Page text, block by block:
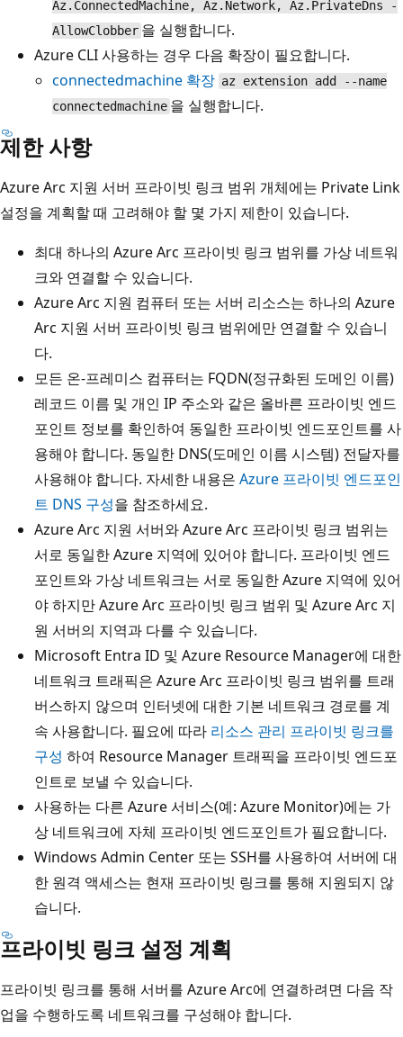
Az.ConnectedMachine, Az.Network, Az.PrivateDns -
AllowClobber 을 실행합니다.
Azure CLI 사용하는 경우 다음 확장이 필요합니다.
connectedmachine 확장 az extension add --name
connectedmachine 을 실행합니다.
제한 사항
Azure Arc 지원 서버 프라이빗 링크 범위 개체에는 Private Link
설정을 계획할 때 고려해야 할 몇 가지 제한이 있습니다.
최대 하나의 Azure Arc 프라이빗 링크 범위를 가상 네트워
크와 연결할 수 있습니다.
Azure Arc 지원 컴퓨터 또는 서버 리소스는 하나의 Azure
Arc 지원 서버 프라이빗 링크 범위에만 연결할 수 있습니
다.
모든 온-프레미스 컴퓨터는 FQDN(정규화된 도메인 이름)
레코드 이름 및 개인 IP 주소와 같은 올바른 프라이빗 엔드
포인트 정보를 확인하여 동일한 프라이빗 엔드포인트를 사
용해야 합니다. 동일한 DNS(도메인 이름 시스템) 전달자를
사용해야 합니다. 자세한 내용은 Azure 프라이빗 엔드포인
트 DNS 구성을 참조하세요.
Azure Arc 지원 서버와 Azure Arc 프라이빗 링크 범위는
서로 동일한 Azure 지역에 있어야 합니다. 프라이빗 엔드
포인트와 가상 네트워크는 서로 동일한 Azure 지역에 있어
야 하지만 Azure Arc 프라이빗 링크 범위 및 Azure Arc 지
원 서버의 지역과 다를 수 있습니다.
Microsoft Entra ID 및 Azure Resource Manager에 대한
네트워크 트래픽은 Azure Arc 프라이빗 링크 범위를 트래
버스하지 않으며 인터넷에 대한 기본 네트워크 경로를 계
속 사용합니다. 필요에 따라 리소스 관리 프라이빗 링크를
구성 하여 Resource Manager 트래픽을 프라이빗 엔드포
인트로 보낼 수 있습니다.
사용하는 다른 Azure 서비스(예: Azure Monitor)에는 가
상 네트워크에 자체 프라이빗 엔드포인트가 필요합니다.
Windows Admin Center 또는 SSH를 사용하여 서버에 대
한 원격 액세스는 현재 프라이빗 링크를 통해 지원되지 않
습니다.
프라이빗 링크 설정 계획
프라이빗 링크를 통해 서버를 Azure Arc에 연결하려면 다음 작
업을 수행하도록 네트워크를 구성해야 합니다.